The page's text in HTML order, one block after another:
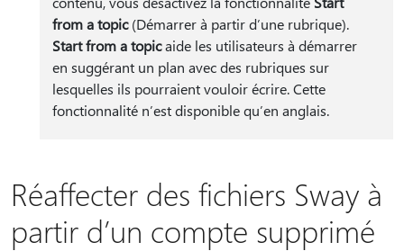
from a topic(Démarrer à partir d’une rubrique).
Start from a topicaide les utilisateurs à démarrer
en suggérant un plan avec des rubriques sur
lesquelles ils pourraient vouloir écrire. Cette
fonctionnalité n’est disponible qu’en anglais.
Réaffecter des fichiers Sway à
partir d’un compte supprimé